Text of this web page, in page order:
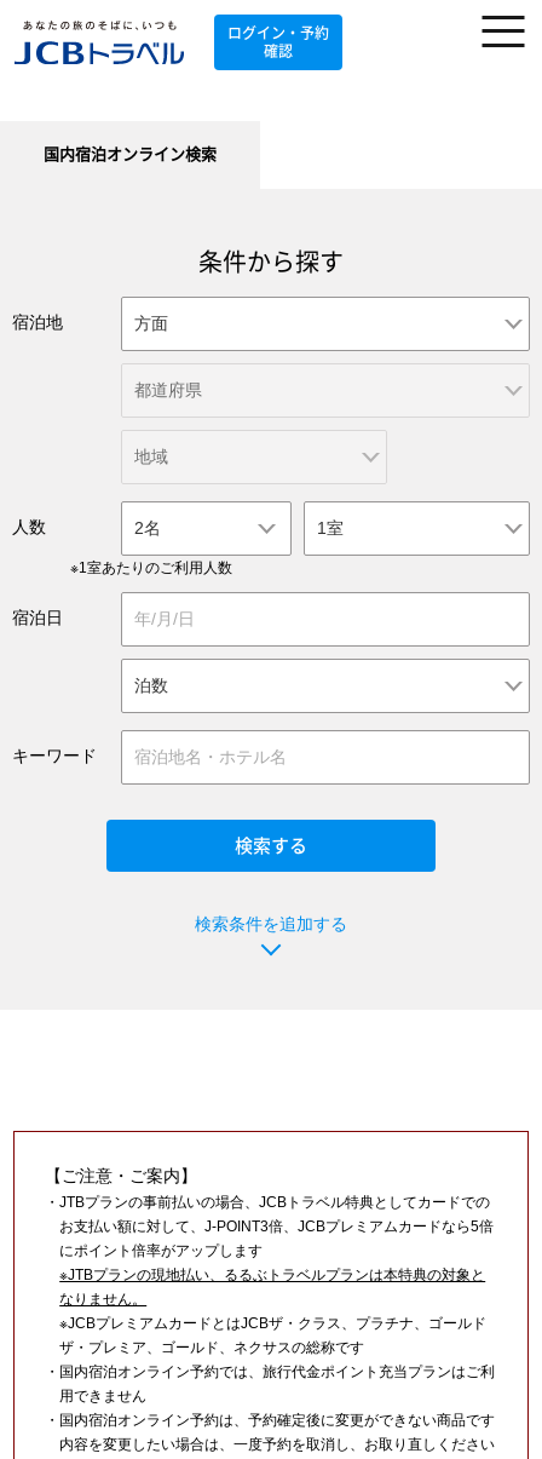
ログイン・予約
確認
国内宿泊オンライン検索
条件から探す
宿泊地
人数 2名
※1室あたりのご利用人数
宿泊日
キーワード
検索条件を追加する
【ご注意・ご案内】
・JTBプランの事前払いの場合、JCBトラベル特典としてカードでの
お支払い額に対して、J-POINT3倍、JCBプレミアムカードなら5倍
にポイント倍率がアップします
※JTBプランの現地払い、るるぶトラベルプランは本特典の対象と
なりません。
※JCBプレミアムカードとはJCBザ・クラス、プラチナ、ゴールド
ザ・プレミア、ゴールド、ネクサスの総称です
・国内宿泊オンライン予約では、旅行代金ポイント充当プランはご利
用できません
・国内宿泊オンライン予約は、予約確定後に変更ができない商品です
内容を変更したい場合は、一度予約を取消し、お取り直しください